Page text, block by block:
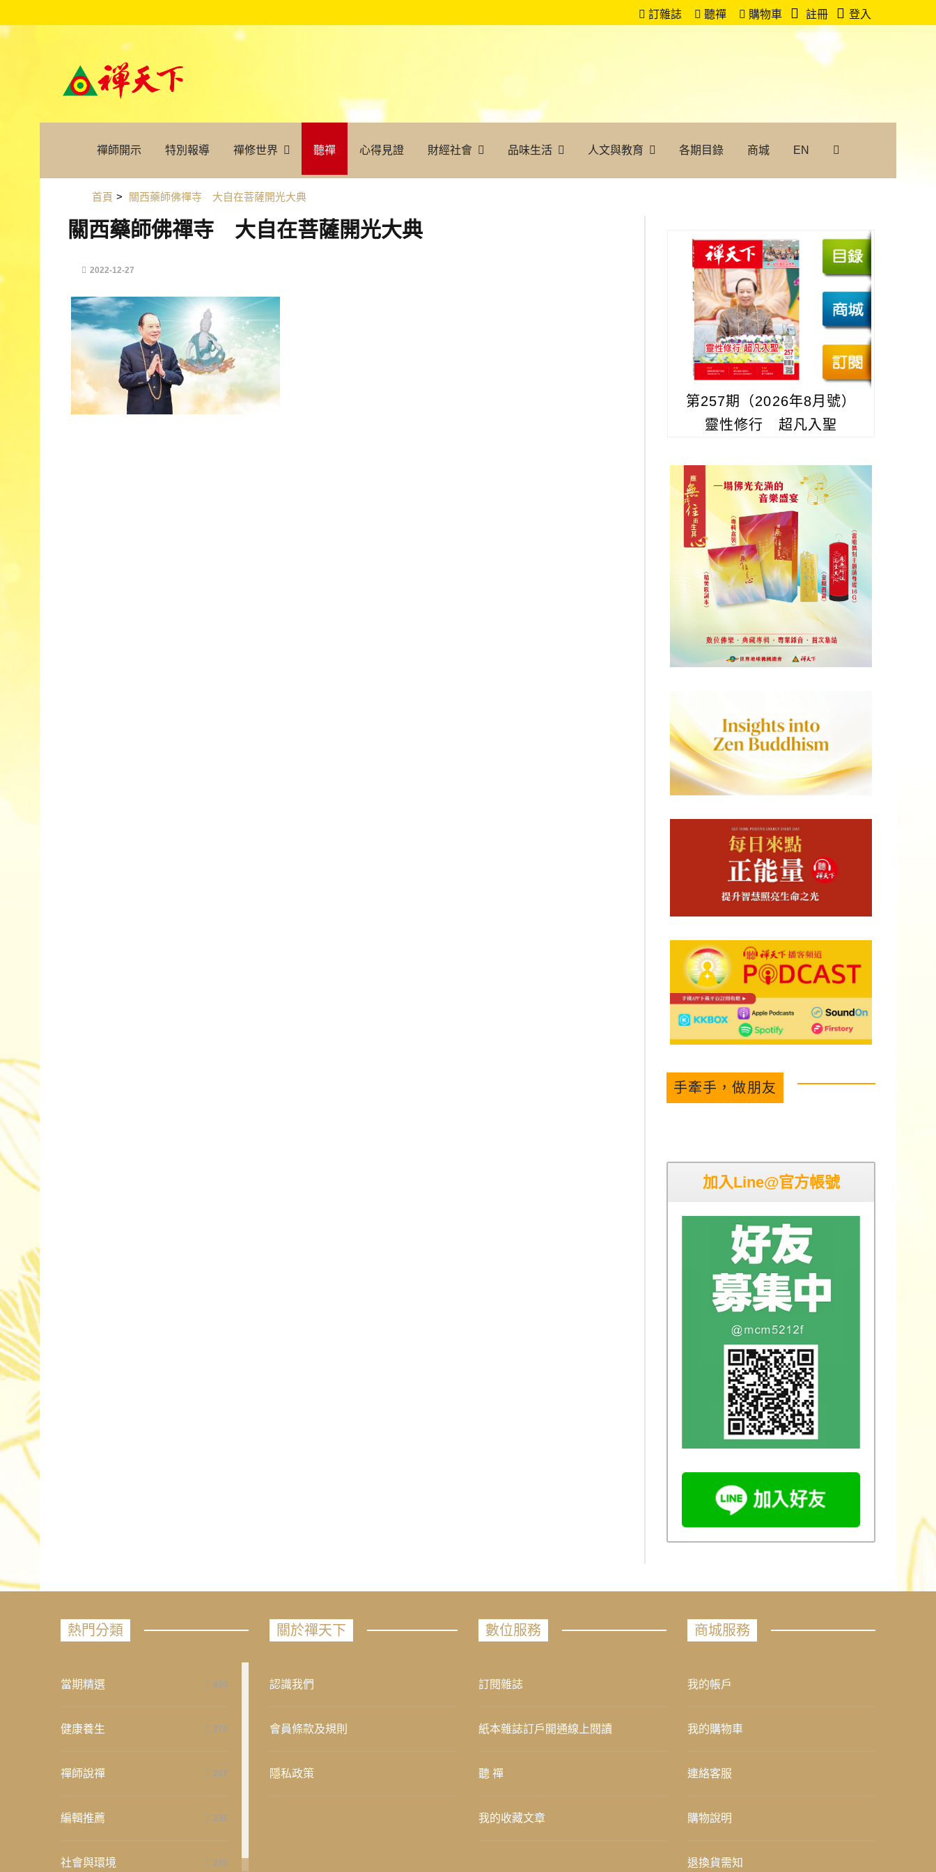
訂雜誌 聽禪 購物車 註冊 登入
禪師開示 特別報導 禪修世界 聽禪 心得見證 財經社會 品味生活 人文與教育 各期目錄 商城 EN
首頁 > 關西藥師佛禪寺 大自在菩薩開光大典
關西藥師佛禪寺 大自在菩薩開光大典
2022-12-27
第257期（2026年8月號）
靈性修行 超凡入聖
手牽手，做朋友
加入Line@官方帳號
熱門分類
當期精選 658
健康養生 276
禪師說禪 267
編輯推薦 236
社會與環境 235
關於禪天下
認識我們
會員條款及規則
隱私政策
數位服務
訂閱雜誌
紙本雜誌訂戶開通線上閱讀
聽 禪
我的收藏文章
商城服務
我的帳戶
我的購物車
連絡客服
購物說明
退換貨需知